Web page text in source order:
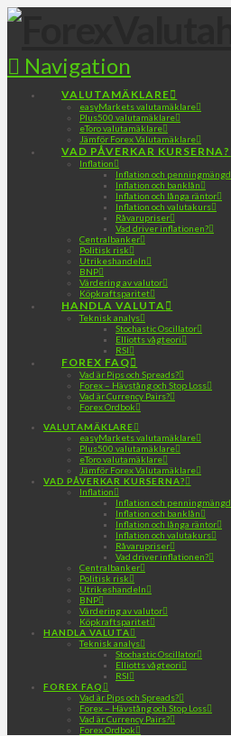
Navigation
VALUTAMÄKLARE
easyMarkets valutamäklare
Plus500 valutamäklare
eToro valutamäklare
Jämför Forex Valutamäklare
VAD PÅVERKAR KURSERNA?
Inflation
Inflation och penningmängd
Inflation och banklån
Inflation och långa räntor
Inflation och valutakurs
Råvarupriser
Vad driver inflationen?
Centralbanker
Politisk risk
Utrikeshandeln
BNP
Värdering av valutor
Köpkraftsparitet
HANDLA VALUTA
Teknisk analys
Stochastic Oscillator
Elliotts vågteori
RSI
FOREX FAQ
Vad är Pips och Spreads?
Forex – Hävstång och Stop Loss
Vad är Currency Pairs?
Forex Ordbok
VALUTAMÄKLARE
easyMarkets valutamäklare
Plus500 valutamäklare
eToro valutamäklare
Jämför Forex Valutamäklare
VAD PÅVERKAR KURSERNA?
Inflation
Inflation och penningmängd
Inflation och banklån
Inflation och långa räntor
Inflation och valutakurs
Råvarupriser
Vad driver inflationen?
Centralbanker
Politisk risk
Utrikeshandeln
BNP
Värdering av valutor
Köpkraftsparitet
HANDLA VALUTA
Teknisk analys
Stochastic Oscillator
Elliotts vågteori
RSI
FOREX FAQ
Vad är Pips och Spreads?
Forex – Hävstång och Stop Loss
Vad är Currency Pairs?
Forex Ordbok